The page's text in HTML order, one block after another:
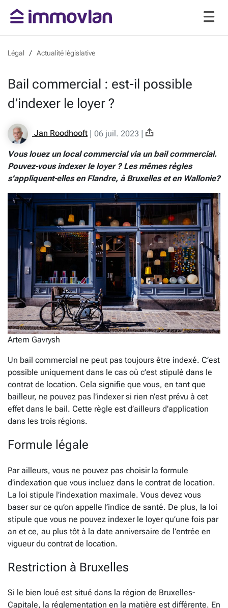
Légal Actualité législative
Bail commercial : est-il possible
d’indexer le loyer ?
Jan Roodhooft | 06 juil. 2023 |
Vous louez un local commercial via un bail commercial.
Pouvez-vous indexer le loyer ? Les mêmes règles
s’appliquent-elles en Flandre, à Bruxelles et en Wallonie?
Artem Gavrysh
Un bail commercial ne peut pas toujours être indexé. C’est
possible uniquement dans le cas où c’est stipulé dans le
contrat de location. Cela signifie que vous, en tant que
bailleur, ne pouvez pas l’indexer si rien n’est prévu à cet
effet dans le bail. Cette règle est d’ailleurs d’application
dans les trois régions.
Formule légale
Par ailleurs, vous ne pouvez pas choisir la formule
d’indexation que vous incluez dans le contrat de location.
La loi stipule l’indexation maximale. Vous devez vous
baser sur ce qu’on appelle l’indice de santé. De plus, la loi
stipule que vous ne pouvez indexer le loyer qu’une fois par
an et ce, au plus tôt à la date anniversaire de l’entrée en
vigueur du contrat de location.
Restriction à Bruxelles
Si le bien loué est situé dans la région de Bruxelles-
Capitale, la réglementation en la matière est différente. En